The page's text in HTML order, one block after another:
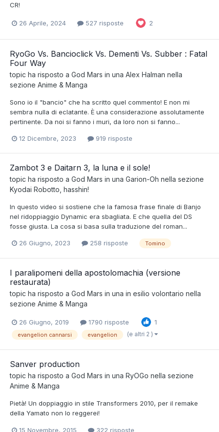
CR!
26 Aprile, 2024 527 risposte 2
RyoGo Vs. Bancioclick Vs. Dementi Vs. Subber : Fatal
Four Way
topic ha risposto a God Mars in una Alex Halman nella
sezione Anime & Manga
Sono io il "bancio" che ha scritto quel commento! E non mi
sembra nulla di eclatante. È una considerazione assolutamente
pertinente. Da noi si fanno i muri, da loro non si fanno...
12 Dicembre, 2023 919 risposte
Zambot 3 e Daitarn 3, la luna e il sole!
topic ha risposto a God Mars in una Garion-Oh nella sezione
Kyodai Robotto, hasshin!
In questo video si sostiene che la famosa frase finale di Banjo
nel ridoppiaggio Dynamic era sbagliata. E che quella del DS
fosse giusta. La cosa si basa sulla traduzione del roman...
26 Giugno, 2023 258 risposte Tomino
I paralipomeni della apostolomachia (versione
restaurata)
topic ha risposto a God Mars in una in esilio volontario nella
sezione Anime & Manga
26 Giugno, 2019 1790 risposte 1
evangelion cannarsi evangelion (e altri 2 )
Sanver production
topic ha risposto a God Mars in una RyOGo nella sezione
Anime & Manga
Pietà! Un doppiaggio in stile Transformers 2010, per il remake
della Yamato non lo reggerei!
15 Novembre, 2015 322 risposte